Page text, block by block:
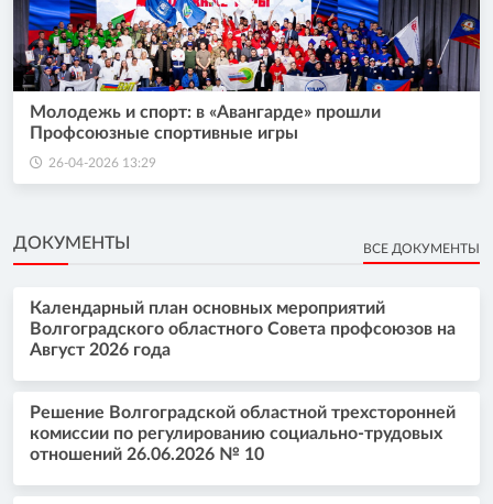
Молодежь и спорт: в «Авангарде» прошли
Профсоюзные спортивные игры
26-04-2026 13:29
ДОКУМЕНТЫ ВСЕ ДОКУМЕНТЫ
Календарный план основных мероприятий
Волгоградского областного Совета профсоюзов на
Август 2026 года
Решение Волгоградской областной трехсторонней
комиссии по регулированию социально-трудовых
отношений 26.06.2026 № 10